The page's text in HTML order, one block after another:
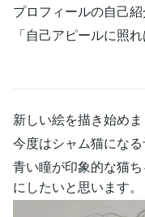
プロフィールの自己
「自己アピールに照
新しい絵を描き始めま
今度はシャム猫になる
青い瞳が印象的な猫
にしたいと思います。